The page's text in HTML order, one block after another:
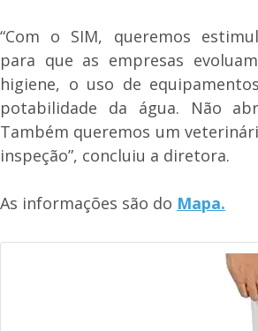
“Com o SIM, queremos
para que as empresas
higiene, o uso de
potabilidade da água. Não
Também queremos um
inspeção”, concluiu a diretora.
As informações são do Mapa.